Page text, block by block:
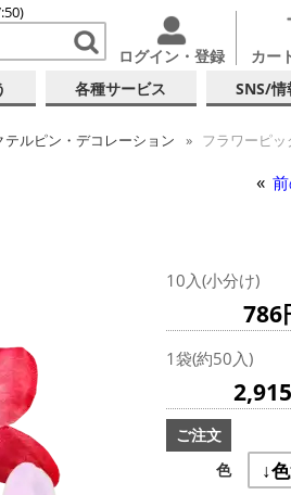
ログイン・登録 カー
各種サービス SNS/情
テルピン・デコレーション フラワーピッ
10入(小分け)
786
1袋(約50入)
ご注文
色